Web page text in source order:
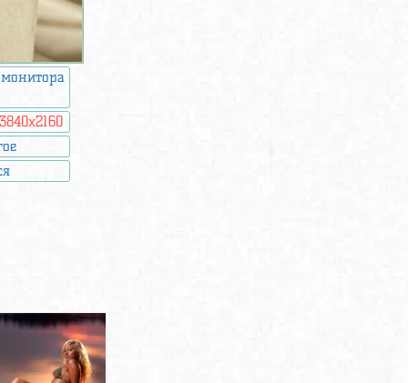
3840x2160